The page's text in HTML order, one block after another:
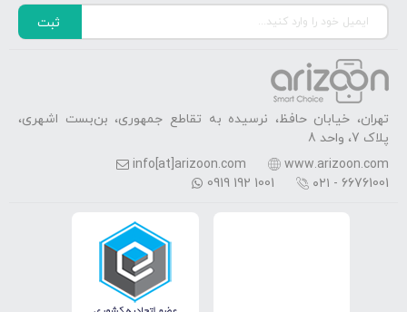
ثبت
تهران، خیابان حافظ، نرسیده به تقاطع جمهوری، بن‌بست اشهری،
پلاک 7، واحد 8
www.arizoon.com
info[at]arizoon.com
۰۲۱ - 66761001
0919 192 1001